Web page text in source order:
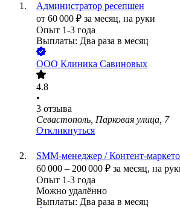
Администратор ресепшен
от 60 000 ₽ за месяц, на руки
Опыт 1-3 года
Выплаты: Два раза в месяц
ООО Клиника Савиновых
4.8
•
3 отзыва
Севастополь, Парковая улица, 7
Откликнуться
SMM-менеджер / Контент-
60 000 – 200 000 ₽ за месяц, на
Опыт 1-3 года
Можно удалённо
Выплаты: Два раза в месяц